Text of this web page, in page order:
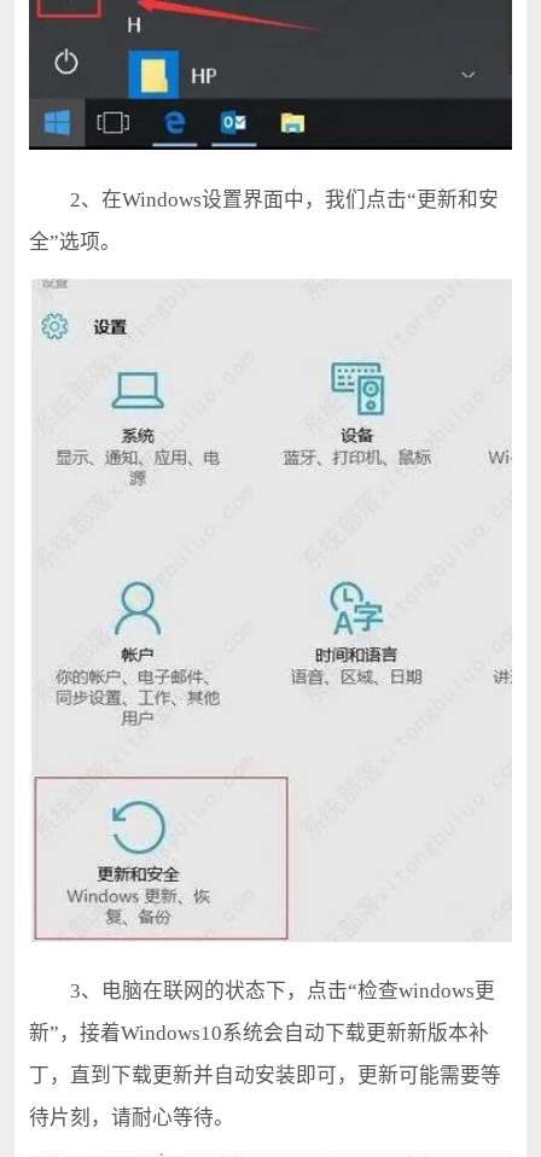
2、在Windows设置界面中，我们点击“更新和安
全”选项。
3、电脑在联网的状态下，点击“检查windows更
新”，接着Windows10系统会自动下载更新新版本补
丁，直到下载更新并自动安装即可，更新可能需要等
待片刻，请耐心等待。